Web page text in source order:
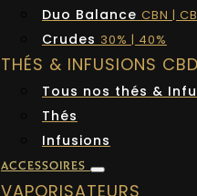
Duo Balance CBN |
Crudes 30% | 40%
THÉS & INFUSIONS CBD
Tous nos thés &
Thés
Infusions
ACCESSOIRES
VAPORISATEURS